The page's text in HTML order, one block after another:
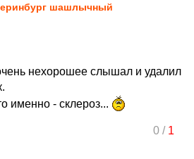
шашлычный
нехорошее слышал и удалил
именно - склероз...
0/ 1